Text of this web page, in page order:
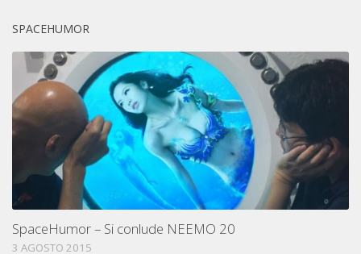
SPACEHUMOR
SpaceHumor – Si conlude NEEMO 20
3 AGOSTO 2015